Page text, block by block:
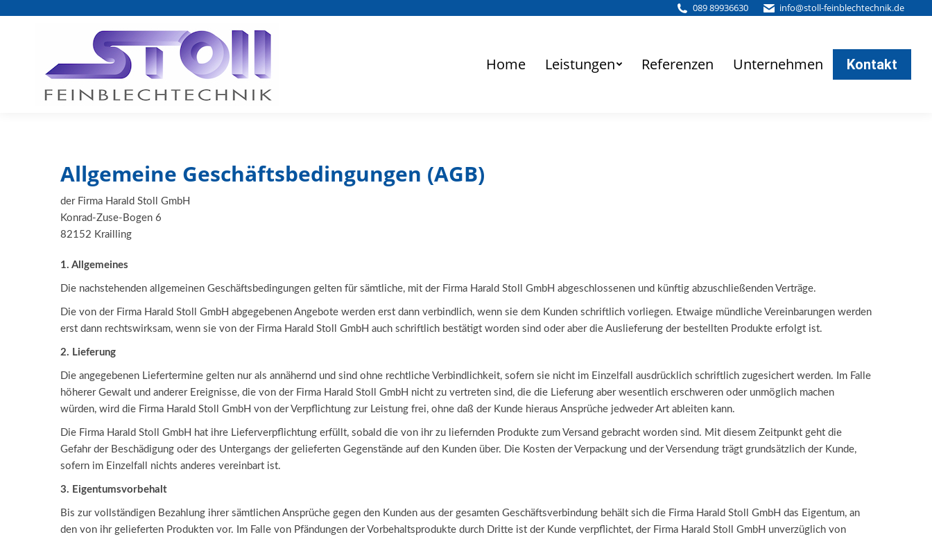
089 89936630 info@stoll-feinblechtechnik.de
Home Leistungen Referenzen Unternehmen Kontakt
Allgemeine Geschäftsbedingungen (AGB)
der Firma Harald Stoll GmbH
Konrad-Zuse-Bogen 6
82152 Krailling
1. Allgemeines
Die nachstehenden allgemeinen Geschäftsbedingungen gelten für sämtliche, mit der Firma Harald Stoll GmbH abgeschlossenen und künftig abzuschließenden Verträge.
Die von der Firma Harald Stoll GmbH abgegebenen Angebote werden erst dann verbindlich, wenn sie dem Kunden schriftlich vorliegen. Etwaige mündliche Vereinbarungen werden
erst dann rechtswirksam, wenn sie von der Firma Harald Stoll GmbH auch schriftlich bestätigt worden sind oder aber die Auslieferung der bestellten Produkte erfolgt ist.
2. Lieferung
Die angegebenen Liefertermine gelten nur als annähernd und sind ohne rechtliche Verbindlichkeit, sofern sie nicht im Einzelfall ausdrücklich schriftlich zugesichert werden. Im Falle
höherer Gewalt und anderer Ereignisse, die von der Firma Harald Stoll GmbH nicht zu vertreten sind, die die Lieferung aber wesentlich erschweren oder unmöglich machen
würden, wird die Firma Harald Stoll GmbH von der Verpflichtung zur Leistung frei, ohne daß der Kunde hieraus Ansprüche jedweder Art ableiten kann.
Die Firma Harald Stoll GmbH hat ihre Lieferverpflichtung erfüllt, sobald die von ihr zu liefernden Produkte zum Versand gebracht worden sind. Mit diesem Zeitpunkt geht die
Gefahr der Beschädigung oder des Untergangs der gelieferten Gegenstände auf den Kunden über. Die Kosten der Verpackung und der Versendung trägt grundsätzlich der Kunde,
sofern im Einzelfall nichts anderes vereinbart ist.
3. Eigentumsvorbehalt
Bis zur vollständigen Bezahlung ihrer sämtlichen Ansprüche gegen den Kunden aus der gesamten Geschäftsverbindung behält sich die Firma Harald Stoll GmbH das Eigentum, an
den von ihr gelieferten Produkten vor. Im Falle von Pfändungen der Vorbehaltsprodukte durch Dritte ist der Kunde verpflichtet, der Firma Harald Stoll GmbH unverzüglich von